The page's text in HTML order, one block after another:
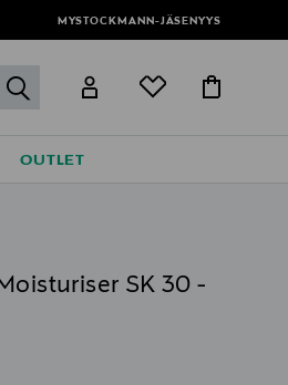
MYSTOCKMANN-JÄSENYYS
label.header.go
OUTLET
SK 30 -